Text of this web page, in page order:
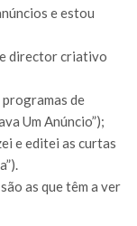
e estou
director criativo
de
Um Anúncio”);
e editei as curtas
as que têm a ver